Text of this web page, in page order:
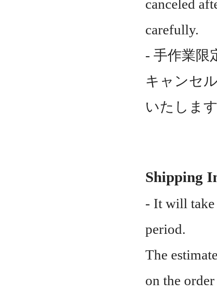
canceled
carefully.
- 手作業限
キャンセ
いたしま
Shipping
- It will take
period.
The
on the